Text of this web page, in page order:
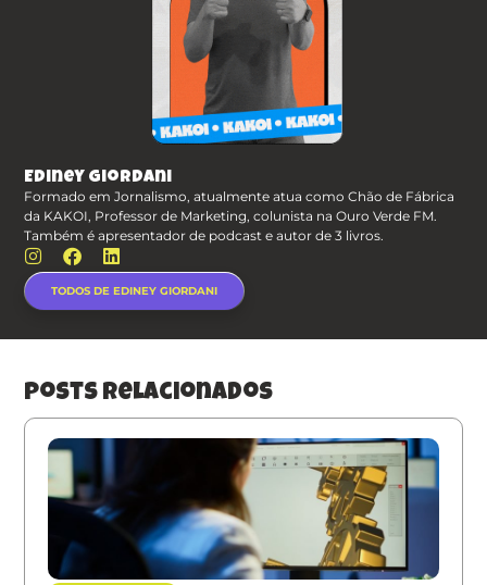
Ediney Giordani
Formado em Jornalismo, atualmente atua como Chão de Fábrica
da KAKOI, Professor de Marketing, colunista na Ouro Verde FM.
Também é apresentador de podcast e autor de 3 livros.
TODOS DE EDINEY GIORDANI
posts relacionados